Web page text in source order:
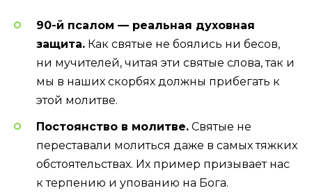
90-й псалом — реальная духовная
защита. Как святые не боялись ни бесов,
ни мучителей, читая эти святые слова, так и
мы в наших скорбях должны прибегать к
этой молитве.
Постоянство в молитве. Святые не
переставали молиться даже в самых тяжких
обстоятельствах. Их пример призывает нас
к терпению и упованию на Бога.